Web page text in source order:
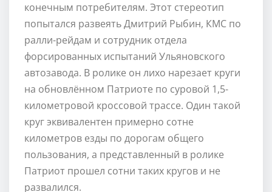
конечным потребителям. Этот стереотип
попытался развеять Дмитрий Рыбин, КМС по
ралли-рейдам и сотрудник отдела
форсированных испытаний Ульяновского
автозавода. В ролике он лихо нарезает круги
на обновлённом Патриоте по суровой 1,5-
километровой кроссовой трассе. Один такой
круг эквивалентен примерно сотне
километров езды по дорогам общего
пользования, а представленный в ролике
Патриот прошел сотни таких кругов и не
развалился.